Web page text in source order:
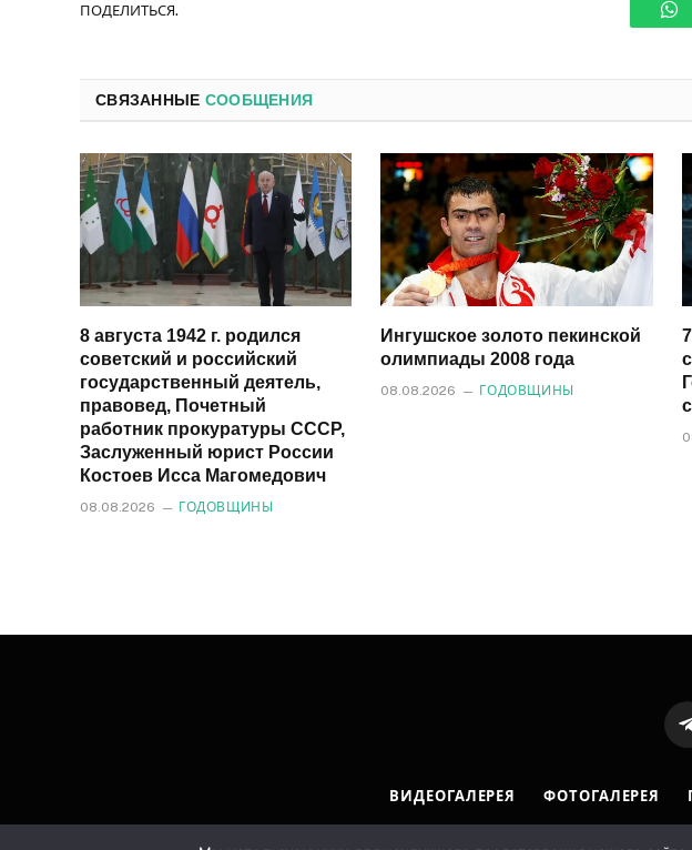
ПОДЕЛИТЬСЯ.
СВЯЗАННЫЕ СООБЩЕНИЯ
8 августа 1942 г. родился
советский и российский
государственный деятель,
правовед, Почетный
работник прокуратуры СССР,
Заслуженный юрист России
Костоев Исса Магомедович
08.08.2026 ГОДОВЩИНЫ
Ингушское золото пекинской
олимпиады 2008 года
08.08.2026 ГОДОВЩИНЫ
ВИДЕОГАЛЕРЕЯ ФОТОГАЛЕРЕЯ